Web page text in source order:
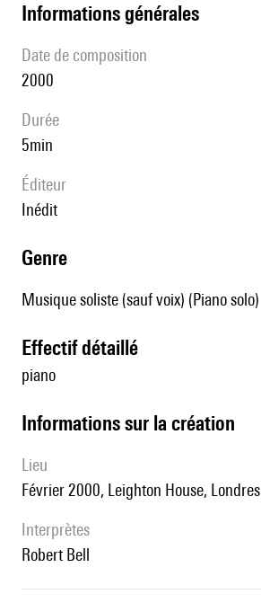
informations générales
date de composition
2000
durée
5min
éditeur
Inédit
genre
Musique soliste (sauf voix) (Piano solo)
effectif détaillé
piano
informations sur la création
lieu
Février 2000, Leighton House, Londres
interprètes
Robert Bell